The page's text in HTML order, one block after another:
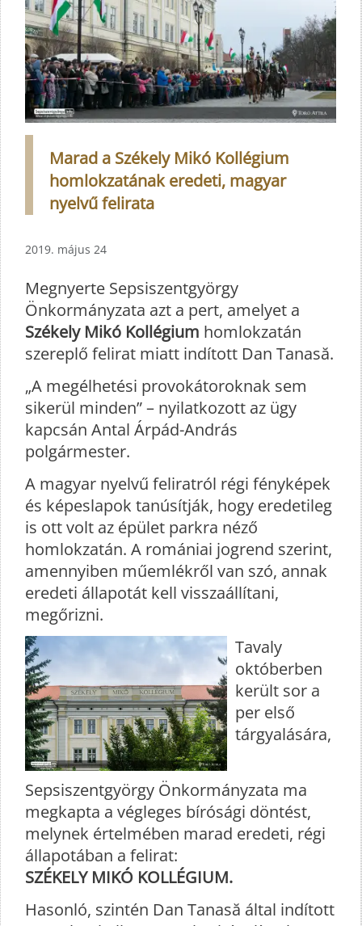
Marad a Székely Mikó Kollégium
homlokzatának eredeti, magyar
nyelvű felirata
2019. május 24
Megnyerte Sepsiszentgyörgy
Önkormányzata azt a pert, amelyet a
Székely Mikó Kollégium homlokzatán
szereplő felirat miatt indított Dan Tanasă.
„A megélhetési provokátoroknak sem
sikerül minden” – nyilatkozott az ügy
kapcsán Antal Árpád-András
polgármester.
A magyar nyelvű feliratról régi fényképek
és képeslapok tanúsítják, hogy eredetileg
is ott volt az épület parkra néző
homlokzatán. A romániai jogrend szerint,
amennyiben műemlékről van szó, annak
eredeti állapotát kell visszaállítani,
megőrizni.
Tavaly
októberben
került sor a
per első
tárgyalására,
Sepsiszentgyörgy Önkormányzata ma
megkapta a végleges bírósági döntést,
melynek értelmében marad eredeti, régi
állapotában a felirat:
SZÉKELY MIKÓ KOLLÉGIUM.
Hasonló, szintén Dan Tanasă által indított